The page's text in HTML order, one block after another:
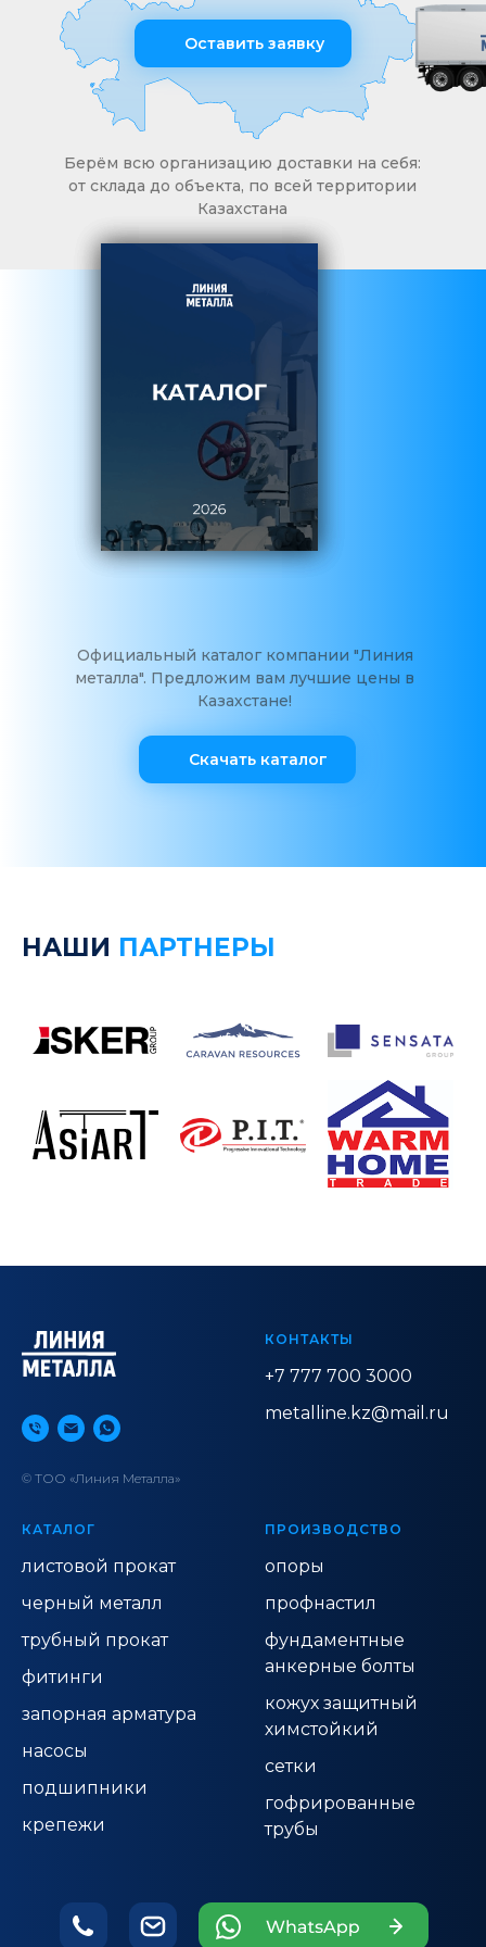
Берём всю организацию доставки на себя:
от склада до объекта, по всей территории
Казахстана
Оставить заявку
Скачать каталог
Официальный каталог компании "Линия
металла". Предложим вам лучшие цены в
Казахстане!
НАШИ ПАРТНЕРЫ
© ТОО «Линия Металла»
КОНТАКТЫ
+7 777 700 3000
metalline.kz@mail.ru
КАТАЛОГ
листовой прокат
черный металл
трубный прокат
фитинги
запорная арматура
насосы
подшипники
крепежи
ПРОИЗВОДСТВО
опоры
профнастил
фундаментные
анкерные болты
кожух защитный
химстойкий
сетки
гофрированные
трубы